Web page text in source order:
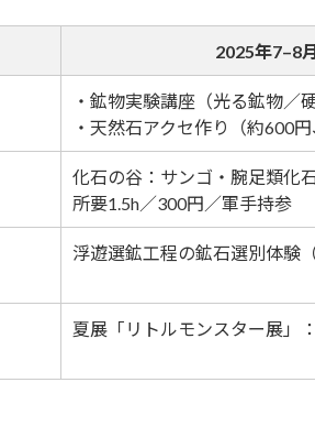
2025年7–8
・鉱物実験講座（光る鉱物／
・天然石アクセ作り（約600円
化石の谷：サンゴ・腕足類化
所要1.5h／300円／軍手持参
浮遊選鉱工程の鉱石選別体験
夏展「リトルモンスター展」